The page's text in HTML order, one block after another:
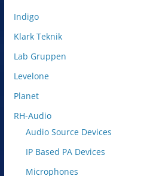
Indigo
Klark Teknik
Lab Gruppen
Levelone
Planet
RH-Audio
Audio Source Devices
IP Based PA Devices
Microphones